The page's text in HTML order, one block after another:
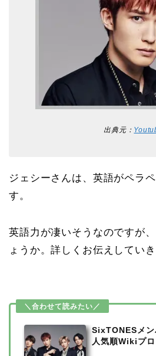
出典元：
ジェシーさんは、英語がペラ
す。
英語力が凄いそうなのですが
ょうか。詳しくお伝えしていき
SixTONESメン
人気順Wikiプ